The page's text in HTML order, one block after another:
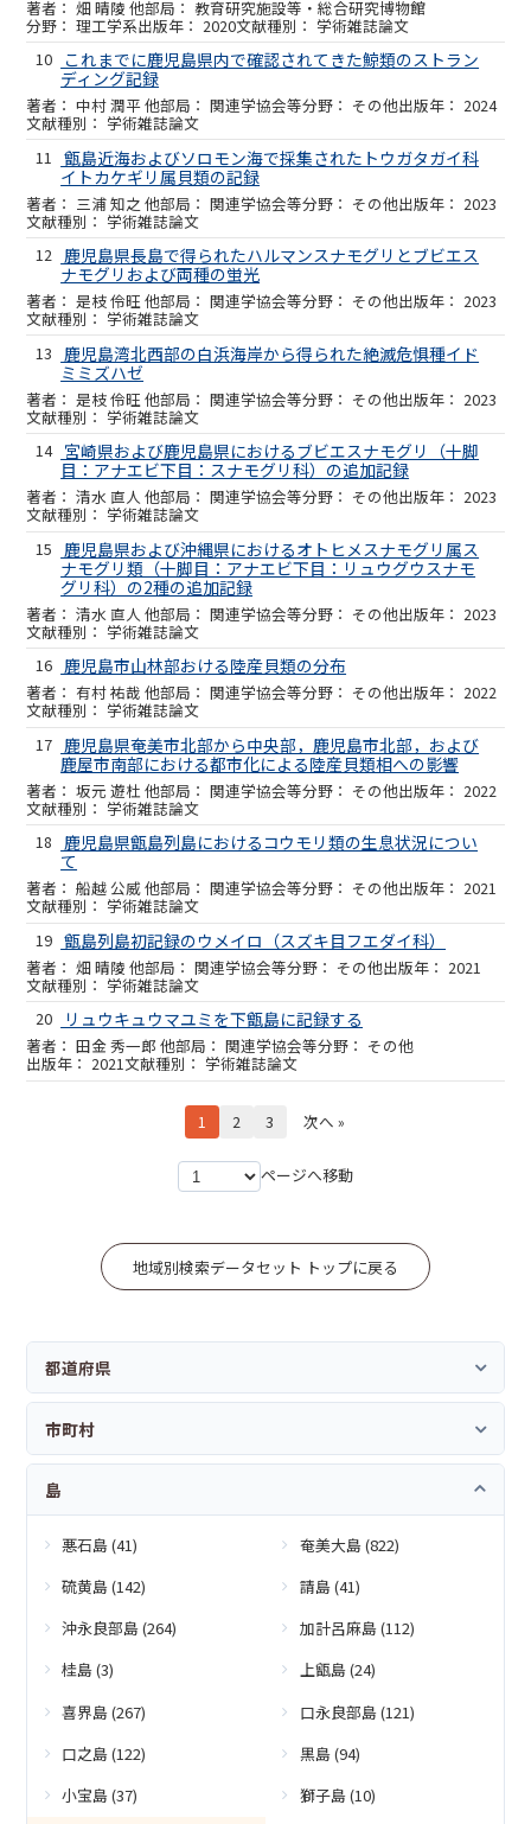
畑 晴陵 他 教育研究施設等・総合研究博物館
理工学系 2020
学術雑誌論文
10
これまでに鹿児島県内で確認されてきた鯨類のストラン
ディング記録
中村 潤平 他 関連学協会等 その他 2024
学術雑誌論文
11
甑島近海およびソロモン海で採集されたトウガタガイ科
イトカケギリ属貝類の記録
三浦 知之 他 関連学協会等 その他 2023
学術雑誌論文
12 鹿児島県長島で得られたハルマンスナモグリとブビエス
ナモグリおよび両種の蛍光
是枝 伶旺 他 関連学協会等 その他 2023
学術雑誌論文
13
鹿児島湾北西部の白浜海岸から得られた絶滅危惧種イド
ミミズハゼ
是枝 伶旺 他 関連学協会等 その他 2023
学術雑誌論文
14 宮崎県および鹿児島県におけるブビエスナモグリ（十脚
目：アナエビ下目：スナモグリ科）の追加記録
清水 直人 他 関連学協会等 その他 2023
学術雑誌論文
15
鹿児島県および沖縄県におけるオトヒメスナモグリ属ス
ナモグリ類（十脚目：アナエビ下目：リュウグウスナモ
グリ科）の2種の追加記録
清水 直人 他 関連学協会等 その他 2023
学術雑誌論文
16 鹿児島市山林部おける陸産貝類の分布
有村 祐哉 他 関連学協会等 その他 2022
学術雑誌論文
17 鹿児島県奄美市北部から中央部，鹿児島市北部，および
鹿屋市南部における都市化による陸産貝類相への影響
坂元 遊杜 他 関連学協会等 その他 2022
学術雑誌論文
18 鹿児島県甑島列島におけるコウモリ類の生息状況につい
て
船越 公威 他 関連学協会等 その他 2021
学術雑誌論文
19 甑島列島初記録のウメイロ（スズキ目フエダイ科）
畑 晴陵 他 関連学協会等 その他 2021
学術雑誌論文
20
リュウキュウマユミを下甑島に記録する
田金 秀一郎 他 関連学協会等 その他
2021 学術雑誌論文
1 2 3 次へ »
ページへ移動
地域別検索データセット トップに戻る
都道府県
市町村
島
悪石島 (41)
奄美大島 (822)
硫黄島 (142)
請島 (41)
沖永良部島 (264)
加計呂麻島 (112)
桂島 (3)
上甑島 (24)
喜界島 (267)
口永良部島 (121)
口之島 (122)
黒島 (94)
小宝島 (37)
獅子島 (10)